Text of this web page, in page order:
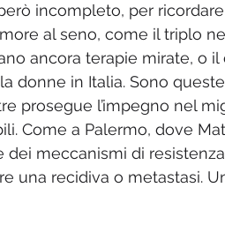
incompleto, per
al seno, come il triplo
ancora terapie mirate, o
donne in Italia. Sono
prosegue l’impegno nel
Come a Palermo, dove
dei meccanismi di
una recidiva o metastasi.